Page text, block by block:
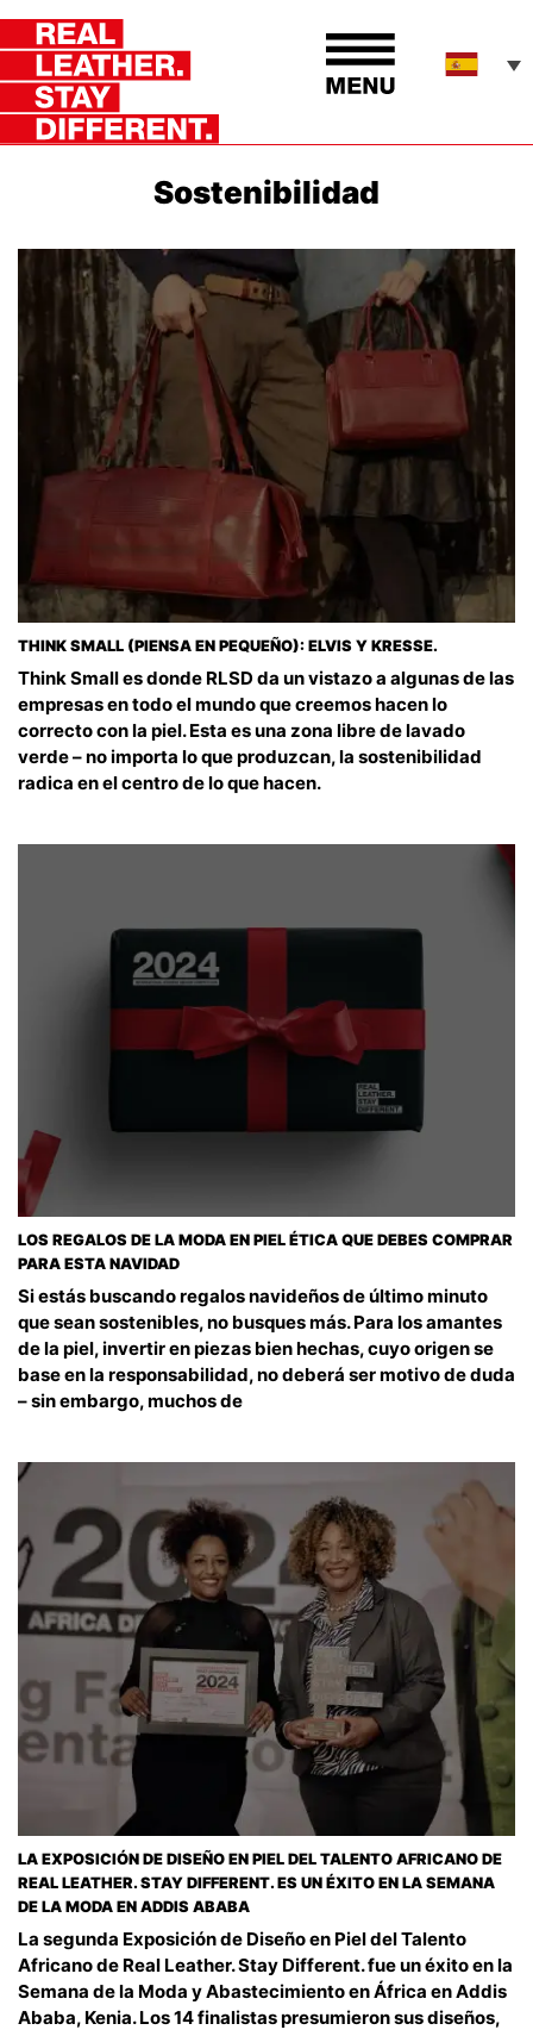
Sostenibilidad
THINK SMALL (PIENSA EN PEQUEÑO): ELVIS Y KRESSE.
Think Small es donde RLSD da un vistazo a algunas de las
empresas en todo el mundo que creemos hacen lo
correcto con la piel. Esta es una zona libre de lavado
verde – no importa lo que produzcan, la sostenibilidad
radica en el centro de lo que hacen.
LOS REGALOS DE LA MODA EN PIEL ÉTICA QUE DEBES COMPRAR
PARA ESTA NAVIDAD
Si estás buscando regalos navideños de último minuto
que sean sostenibles, no busques más. Para los amantes
de la piel, invertir en piezas bien hechas, cuyo origen se
base en la responsabilidad, no deberá ser motivo de duda
– sin embargo, muchos de
LA EXPOSICIÓN DE DISEÑO EN PIEL DEL TALENTO AFRICANO DE
REAL LEATHER. STAY DIFFERENT. ES UN ÉXITO EN LA SEMANA
DE LA MODA EN ADDIS ABABA
La segunda Exposición de Diseño en Piel del Talento
Africano de Real Leather. Stay Different. fue un éxito en la
Semana de la Moda y Abastecimiento en África en Addis
Ababa, Kenia. Los 14 finalistas presumieron sus diseños,